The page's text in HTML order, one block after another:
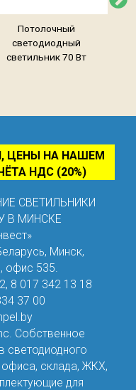
Потолочный
светодиодный
светильник 70 Вт
ЦЕНЫ НА НАШЕМ
НДС (20%)
СВЕТИЛЬНИКИ
В МИНСКЕ
, Минск,
, офис 535.
, 8 017 342 13 18
37 00
Собственное
светодиодного
офиса, склада, ЖКХ,
для